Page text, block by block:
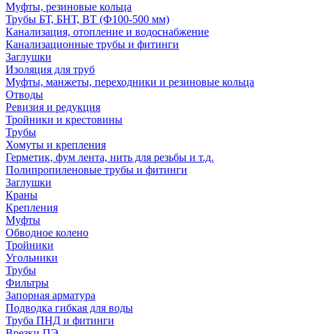
Муфты, резиновые кольца
Трубы БТ, БНТ, ВТ (Ф100-500 мм)
Канализация, отопление и водоснабжение
Канализационные трубы и фитинги
Заглушки
Изоляция для труб
Муфты, манжеты, переходники и резиновые кольца
Отводы
Ревизия и редукция
Тройники и крестовины
Трубы
Хомуты и крепления
Герметик, фум лента, нить для резьбы и т.д.
Полипропиленовые трубы и фитинги
Заглушки
Краны
Крепления
Муфты
Обводное колено
Тройники
Угольники
Трубы
Фильтры
Запорная арматура
Подводка гибкая для воды
Труба ПНД и фитинги